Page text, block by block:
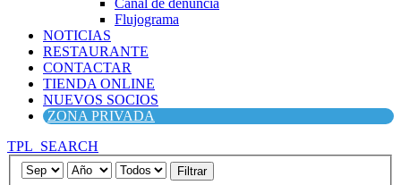
Canal de denuncia
Flujograma
NOTICIAS
RESTAURANTE
CONTACTAR
TIENDA ONLINE
NUEVOS SOCIOS
ZONA PRIVADA
TPL_SEARCH
Filtrar